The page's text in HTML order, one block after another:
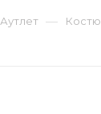
Аутлет —